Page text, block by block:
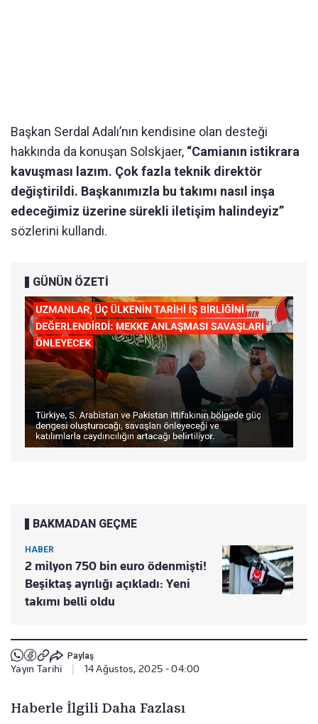
Başkan Serdal Adalı’nın kendisine olan desteği
hakkında da konuşan Solskjaer, “Camianın istikrara
kavuşması lazım. Çok fazla teknik direktör
değiştirildi. Başkanımızla bu takımı nasıl inşa
edeceğimiz üzerine sürekli iletişim halindeyiz”
sözlerini kullandı.
GÜNÜN ÖZETİ
BAKMADAN GEÇME
HABER
2 milyon 750 bin euro ödenmişti!
Beşiktaş ayrılığı açıkladı: Yeni
takımı belli oldu
Paylaş
Yayın Tarihi 14 Ağustos, 2025 - 04:00
Haberle İlgili Daha Fazlası